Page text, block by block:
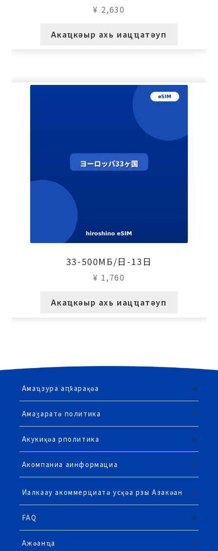
¥ 2,630
Акаҵкәыр ахь иацҵатәуп
33-500МБ/日-13日
¥ 1,760
Акаҵкәыр ахь иацҵатәуп
Амаҵзура аԥҟарақәа
Амаӡаратә политика
Акукиқәа рполитика
Акомпаниа аинформациа
Иалкаау акоммерциатә усқәа рзы Азакәан
FAQ
Ажәанҵа